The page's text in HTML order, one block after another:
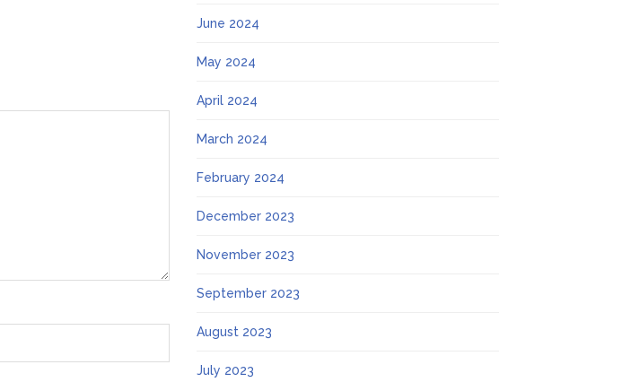
June 2024
May 2024
April 2024
March 2024
February 2024
December 2023
November 2023
September 2023
August 2023
July 2023